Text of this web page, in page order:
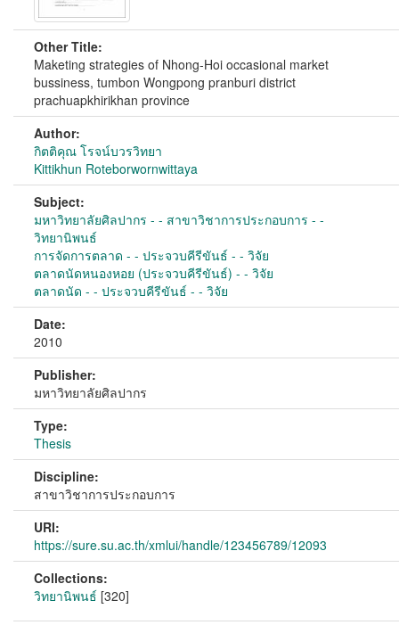
Other Title:
Maketing strategies of Nhong-Hoi occasional market
bussiness, tumbon Wongpong pranburi district
prachuapkhirikhan province
Author:
กิตติคุณ โรจน์บวรวิทยา
Kittikhun Roteborwornwittaya
Subject:
มหาวิทยาลัยศิลปากร - - สาขาวิชาการประกอบการ - -
วิทยานิพนธ์
การจัดการตลาด - - ประจวบคีรีขันธ์ - - วิจัย
ตลาดนัดหนองหอย (ประจวบคีรีขันธ์) - - วิจัย
ตลาดนัด - - ประจวบคีรีขันธ์ - - วิจัย
Date:
2010
Publisher:
มหาวิทยาลัยศิลปากร
Type:
Thesis
Discipline:
สาขาวิชาการประกอบการ
URI:
https://sure.su.ac.th/xmlui/handle/123456789/12093
Collections:
วิทยานิพนธ์ [320]